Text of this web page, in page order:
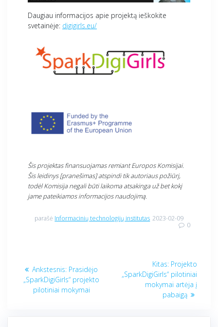
Daugiau informacijos apie projektą ieškokite
svetainėje: digigirls.eu/
Šis projektas finansuojamas remiant Europos Komisijai.
Šis leidinys [pranešimas] atspindi tik autoriaus požiūrį,
todėl Komisija negali būti laikoma atsakinga už bet kokį
jame pateikiamos informacijos naudojimą.
parašė Informacinių technologijų institutas 2023-02-09
0
tarp
įrašų
Ankstesnis: Ankstesnis
įrašas:
Prasidėjo
„SparkDigiGirls“ projekto
pilotiniai mokymai
Kitas: Kitas
įrašas:
Projekto
„SparkDigiGirls“ pilotiniai
mokymai artėja į
pabaigą